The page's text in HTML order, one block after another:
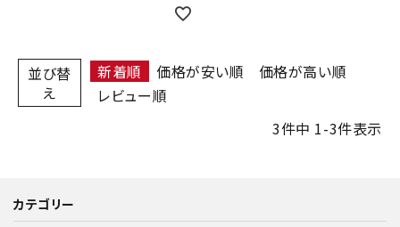
並び替
え
新着順 価格が安い順
価格が高い順
レビュー順
3件中 1-3件表示
カテゴリー